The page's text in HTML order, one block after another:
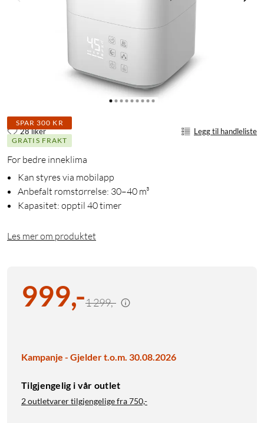
SPAR 300 KR
GRATIS FRAKT
28 liker Legg til handleliste
For bedre inneklima
Kan styres via mobilapp
Anbefalt romstørrelse: 30–40 m³
Kapasitet: opptil 40 timer
Les mer om produktet
999,-1 299,-
Kampanje - Gjelder t.o.m. 30.08.2026
Tilgjengelig i vår outlet
2 outletvarer tilgjengelige fra750,-